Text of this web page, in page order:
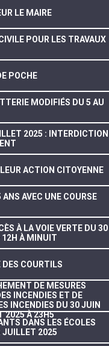
LE MAIRE
POUR LES TRAVAUX
POCHE
MODIFIÉS DU 5 AU
2025 : INTERDICTION
ACTION CITOYENNE
AVEC UNE COURSE
À LA VOIE VERTE DU 30
À MINUIT
DES COURTILS
DE MESURES
INCENDIES ET DE
INCENDIES DU 30 JUIN
2025 À 23H5
DANS LES ÉCOLES
JUILLET 2025